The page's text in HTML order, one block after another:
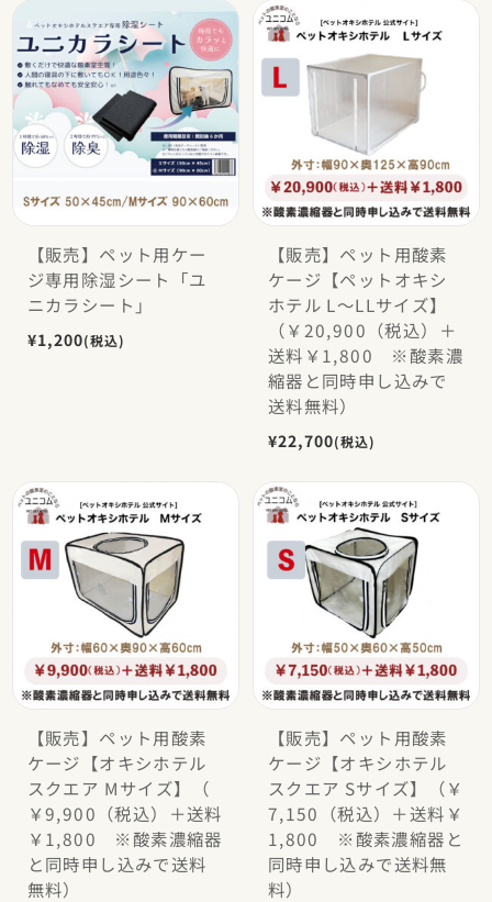
【販売】ペット用ケー
ジ専用除湿シート「ユ
ニカラシート」
¥1,200(税込)
【販売】ペット用酸素
ケージ【ペットオキシ
ホテル L〜LLサイズ】
（￥20,900（税込）＋
送料￥1,800 ※酸素濃
縮器と同時申し込みで
送料無料）
¥22,700(税込)
【販売】ペット用酸素
ケージ【オキシホテル
スクエア Mサイズ】（
￥9,900（税込）＋送料
￥1,800 ※酸素濃縮器
と同時申し込みで送料
無料）
【販売】ペット用酸素
ケージ【オキシホテル
スクエア Sサイズ】（￥
7,150（税込）＋送料￥
1,800 ※酸素濃縮器と
同時申し込みで送料無
料）